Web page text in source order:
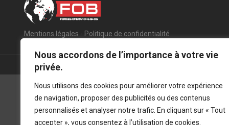
Nous accordons de l’importance à votre vie
privée.
Nous utilisons des cookies pour améliorer votre expérience
de navigation, proposer des publicités ou des contenus
personnalisés et analyser notre trafic. En cliquant sur « Tout
accepter », vous consentez à l’utilisation de cookies.
Mentions légales - Politique de confidentialité